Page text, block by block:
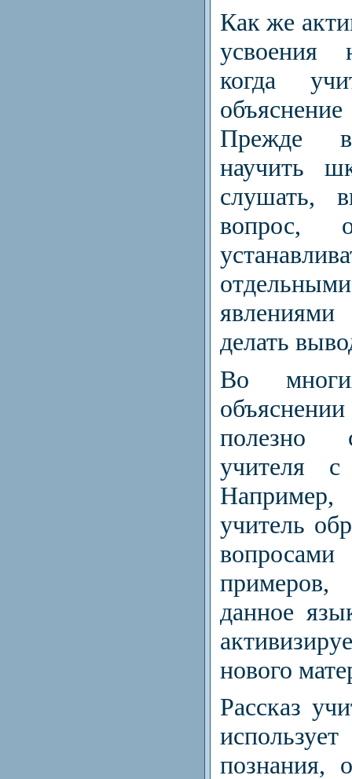
Как же
усвоения
когда
Прежде
научить
слушать,
вопрос,
явлениями
делать
Во
полезно
учителя
Например,
учитель
данное
нового
Рассказ
познания,